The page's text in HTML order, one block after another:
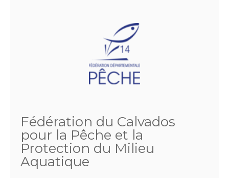
Fédération du Calvados
pour la Pêche et la
Protection du Milieu
Aquatique